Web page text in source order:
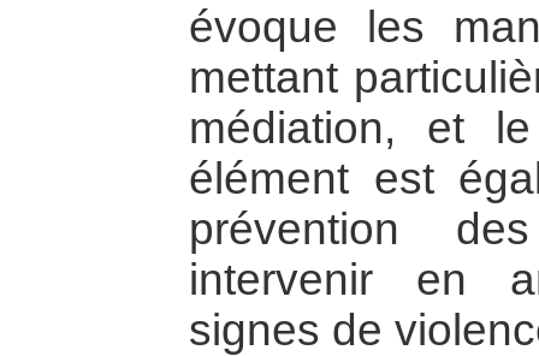
évoque les
mettant
médiation, et
élément est
prévention
intervenir en
signes de